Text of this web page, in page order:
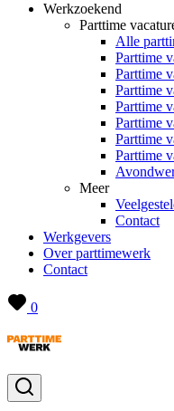
Werkzoekend
Parttime
Alle
Parttime
Parttime
Parttime
Parttime
Parttime
Parttime
Parttime
Meer
Contact
Werkgevers
Over parttimewerk
Contact
0